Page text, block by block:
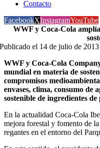
Contacto
FacebookXInstagramYouTube
WWF y Coca-Cola
Publicado el 14 de julio de 2013
WWF y Coca-Cola
mundial en materia de
compromisos
envases, clima, consumo de
sostenible de ingredientes
En la actualidad Coca-Cola
mejora forestal y fomento de
regantes en el entorno del